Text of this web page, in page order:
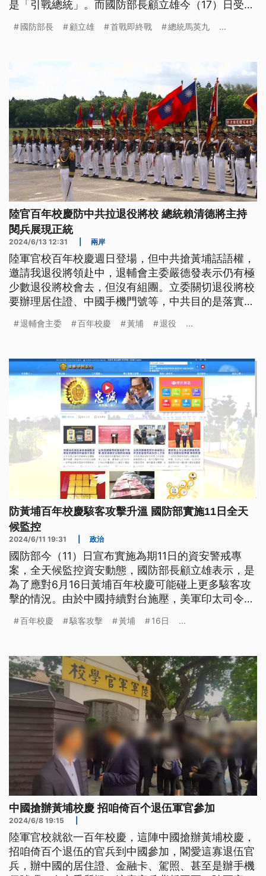
是「引戰總統」。而國防部長顧立雄今（17）日受訪
強調會以不對稱作戰削弱敵軍戰力、瓦解侵台企圖。
國防部長 顧立雄 首戰即終戰 總統馬英九 ...
陸官百年校慶防中共拉退役將校 總統賴清德將主持
閱兵展現正統
2024/6/13 12:31 兩岸
陸軍官校百年校慶週日登場，但中共搶黃埔話語權，
邀請我退役將領赴中，退輔會主委嚴德發表示仍有極
少數退役將校會去，但沒有組團。立委關切退役將校
要辦理居住證、中國手機門號等，中共目的是落實
黃埔精神就在哪裡，總統賴清德將親自出席，展現黃
退輔會主委 百年校慶 黃埔 退役 ...
防黃埔百年校慶駭客攻擊升溫 國防部實施11日全天
候監控
2024/6/11 19:31 政治
國防部今（11）日宣布實施為期11日的資安警戒專
案，全天候監控資安動態，國防部長顧立雄表示，是
為了應對6月16日黃埔百年校慶可能碰上更多駭客攻
擊的情況。由於中國持續對台施壓，美軍印太司令帕
具體攻台行動，會在台海部署大量無人機艦進行反
無人載具可進一步強化火力投射能力。
百年校慶 駭客攻擊 黃埔 16日 ...
中國搶辦黃埔校慶 招咱倚百个退伍軍官參加
2024/6/8 19:15
陸軍官校就欲一百年校慶，這陣中國搶辦黃埔校慶，
招咱倚百个退伍的官兵到中國參加，閣愛這寡退伍官
兵，辦中國的居住證、金融卡、駕照、甚至是辦手機